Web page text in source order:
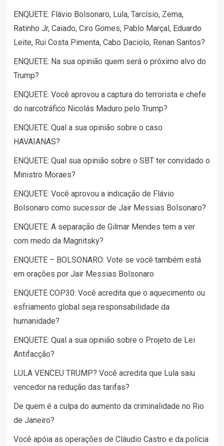
ENQUETE: Flávio Bolsonaro, Lula, Tarcísio, Zema,
Ratinho Jr, Caiado, Ciro Gomes, Pablo Marçal, Eduardo
Leite, Rui Costa Pimenta, Cabo Daciolo, Renan Santos?
ENQUETE: Na sua opinião quem será o próximo alvo do
Trump?
ENQUETE: Você aprovou a captura do terrorista e chefe
do narcotráfico Nicolás Maduro pelo Trump?
ENQUETE: Qual a sua opinião sobre o caso
HAVAIANAS?
ENQUETE: Qual sua opinião sobre o SBT ter convidado o
Ministro Moraes?
ENQUETE: Você aprovou a indicação de Flávio
Bolsonaro como sucessor de Jair Messias Bolsonaro?
ENQUETE: A separação de Gilmar Mendes tem a ver
com medo da Magnitsky?
ENQUETE – BOLSONARO: Vote se você também está
em orações por Jair Messias Bolsonaro
ENQUETE COP30: Você acredita que o aquecimento ou
esfriamento global seja responsabilidade da
humanidade?
ENQUETE: Qual a sua opinião sobre o Projeto de Lei
Antifacção?
LULA VENCEU TRUMP? Você acredita que Lula saiu
vencedor na redução das tarifas?
De quem é a culpa do aumento da criminalidade no Rio
de Janeiro?
Você apóia as operações de Cláudio Castro e da polícia